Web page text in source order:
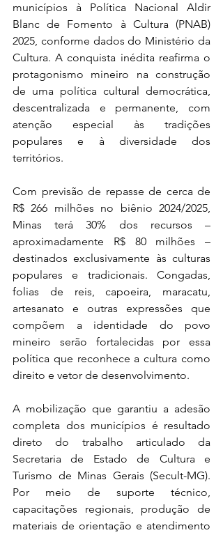
municípios à Política Nacional Aldir
Blanc de Fomento à Cultura (PNAB)
2025, conforme dados do Ministério da
Cultura. A conquista inédita reafirma o
protagonismo mineiro na construção
de uma política cultural democrática,
descentralizada e permanente, com
atenção especial às tradições
populares e à diversidade dos
territórios.
Com previsão de repasse de cerca de
R$ 266 milhões no biênio 2024/2025,
Minas terá 30% dos recursos –
aproximadamente R$ 80 milhões –
destinados exclusivamente às culturas
populares e tradicionais. Congadas,
folias de reis, capoeira, maracatu,
artesanato e outras expressões que
compõem a identidade do povo
mineiro serão fortalecidas por essa
política que reconhece a cultura como
direito e vetor de desenvolvimento.
A mobilização que garantiu a adesão
completa dos municípios é resultado
direto do trabalho articulado da
Secretaria de Estado de Cultura e
Turismo de Minas Gerais (Secult-MG).
Por meio de suporte técnico,
capacitações regionais, produção de
materiais de orientação e atendimento